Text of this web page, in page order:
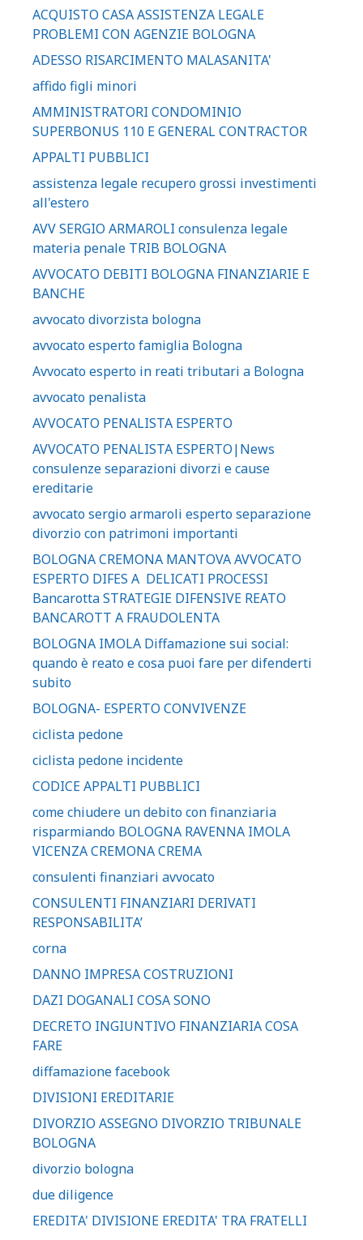
ACQUISTO CASA ASSISTENZA LEGALE
PROBLEMI CON AGENZIE BOLOGNA
ADESSO RISARCIMENTO MALASANITA'
affido figli minori
AMMINISTRATORI CONDOMINIO
SUPERBONUS 110 E GENERAL CONTRACTOR
APPALTI PUBBLICI
assistenza legale recupero grossi investimenti
all'estero
AVV SERGIO ARMAROLI consulenza legale
materia penale TRIB BOLOGNA
AVVOCATO DEBITI BOLOGNA FINANZIARIE E
BANCHE
avvocato divorzista bologna
avvocato esperto famiglia Bologna
Avvocato esperto in reati tributari a Bologna
avvocato penalista
AVVOCATO PENALISTA ESPERTO
AVVOCATO PENALISTA ESPERTO|News
consulenze separazioni divorzi e cause
ereditarie
avvocato sergio armaroli esperto separazione
divorzio con patrimoni importanti
BOLOGNA CREMONA MANTOVA AVVOCATO
ESPERTO DIFES A DELICATI PROCESSI
Bancarotta STRATEGIE DIFENSIVE REATO
BANCAROTT A FRAUDOLENTA
BOLOGNA IMOLA Diffamazione sui social:
quando è reato e cosa puoi fare per difenderti
subito
BOLOGNA- ESPERTO CONVIVENZE
ciclista pedone
ciclista pedone incidente
CODICE APPALTI PUBBLICI
come chiudere un debito con finanziaria
risparmiando BOLOGNA RAVENNA IMOLA
VICENZA CREMONA CREMA
consulenti finanziari avvocato
CONSULENTI FINANZIARI DERIVATI
RESPONSABILITA’
corna
DANNO IMPRESA COSTRUZIONI
DAZI DOGANALI COSA SONO
DECRETO INGIUNTIVO FINANZIARIA COSA
FARE
diffamazione facebook
DIVISIONI EREDITARIE
DIVORZIO ASSEGNO DIVORZIO TRIBUNALE
BOLOGNA
divorzio bologna
due diligence
EREDITA' DIVISIONE EREDITA' TRA FRATELLI